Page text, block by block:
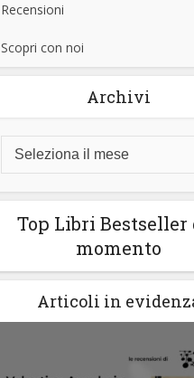
Recensioni
Scopri con noi
Archivi
Top Libri Bestseller
momento
Articoli in